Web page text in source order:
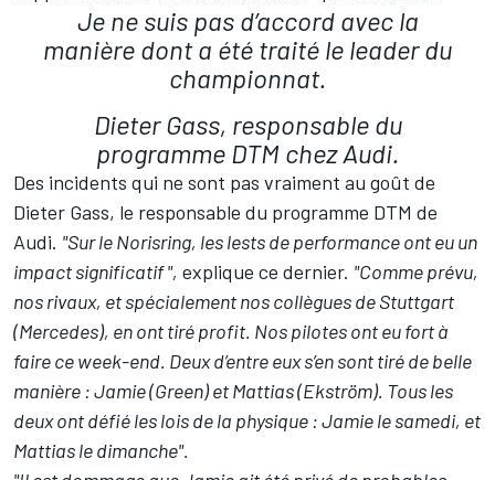
Je ne suis pas d’accord avec la
manière dont a été traité le leader du
championnat.
Dieter Gass, responsable du
programme DTM chez Audi.
Des incidents qui ne sont pas vraiment au goût de
Dieter Gass, le responsable du programme DTM de
Audi. "Sur le Norisring, les lests de performance ont eu un
impact significatif ", explique ce dernier. "Comme prévu,
nos rivaux, et spécialement nos collègues de Stuttgart
(Mercedes), en ont tiré profit. Nos pilotes ont eu fort à
faire ce week-end. Deux d’entre eux s’en sont tiré de belle
manière : Jamie (Green) et Mattias (Ekström). Tous les
deux ont défié les lois de la physique : Jamie le samedi, et
Mattias le dimanche".